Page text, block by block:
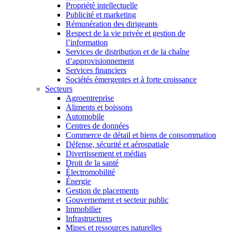
Propriété intellectuelle
Publicité et marketing
Rémunération des dirigeants
Respect de la vie privée et gestion de
l’information
Services de distribution et de la chaîne
d’approvisionnement
Services financiers
Sociétés émergentes et à forte croissance
Secteurs
Agroentreprise
Aliments et boissons
Automobile
Centres de données
Commerce de détail et biens de consommation
Défense, sécurité et aérospatiale
Divertissement et médias
Droit de la santé
Électromobilité
Énergie
Gestion de placements
Gouvernement et secteur public
Immobilier
Infrastructures
Mines et ressources naturelles